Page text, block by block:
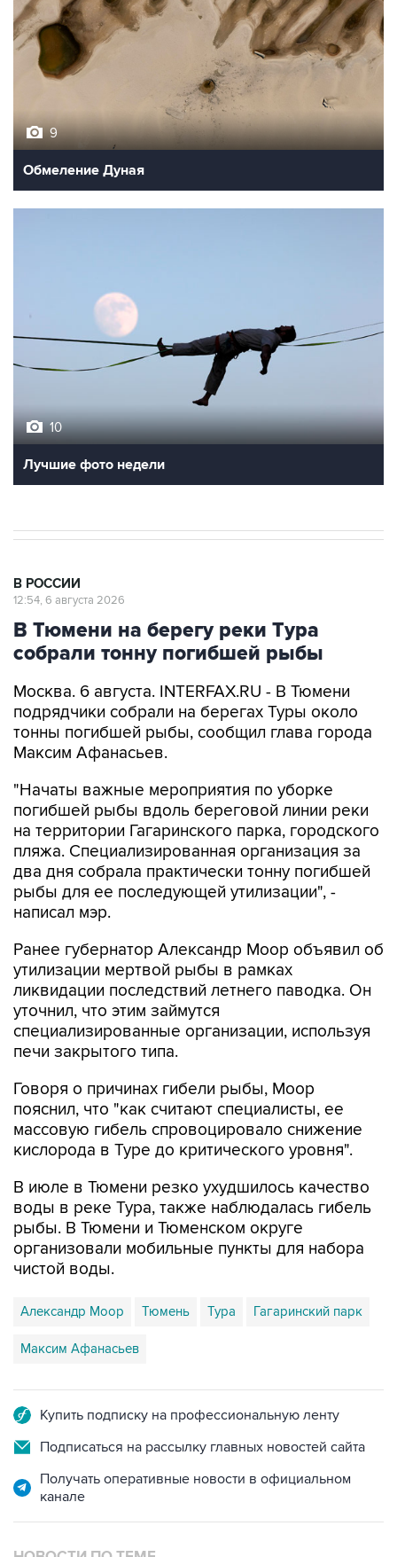
9
Обмеление Дуная
10
Лучшие фото недели
В РОССИИ
12:54, 6 августа 2026
В Тюмени на берегу реки Тура
собрали тонну погибшей рыбы
Москва. 6 августа. INTERFAX.RU - В Тюмени
подрядчики собрали на берегах Туры около
тонны погибшей рыбы, сообщил глава города
Максим Афанасьев.
"Начаты важные мероприятия по уборке
погибшей рыбы вдоль береговой линии реки
на территории Гагаринского парка, городского
пляжа. Специализированная организация за
два дня собрала практически тонну погибшей
рыбы для ее последующей утилизации", -
написал мэр.
Ранее губернатор Александр Моор объявил об
утилизации мертвой рыбы в рамках
ликвидации последствий летнего паводка. Он
уточнил, что этим займутся
специализированные организации, используя
печи закрытого типа.
Говоря о причинах гибели рыбы, Моор
пояснил, что "как считают специалисты, ее
массовую гибель спровоцировало снижение
кислорода в Туре до критического уровня".
В июле в Тюмени резко ухудшилось качество
воды в реке Тура, также наблюдалась гибель
рыбы. В Тюмени и Тюменском округе
организовали мобильные пункты для набора
чистой воды.
Александр Моор Тюмень Тура Гагаринский парк
Максим Афанасьев
Купить подписку на профессиональную ленту
Подписаться на рассылку главных новостей сайта
Получать оперативные новости в официальном
канале